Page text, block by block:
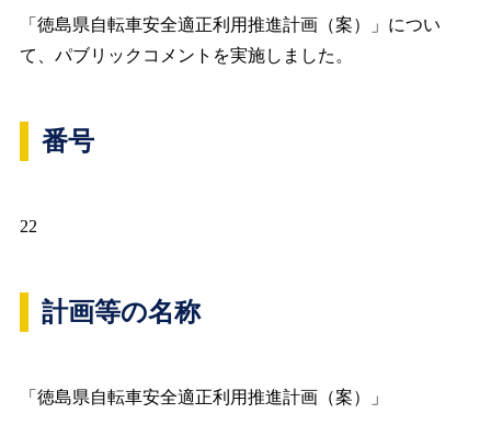
「徳島県自転車安全適正利用推進計画（案）」につい
て、パブリックコメントを実施しました。
番号
22
計画等の名称
「徳島県自転車安全適正利用推進計画（案）」